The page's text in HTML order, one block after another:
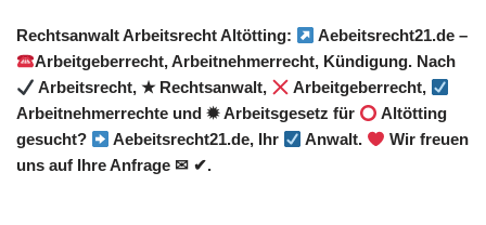
Rechtsanwalt Arbeitsrecht Altötting:
Aebeitsrecht21.de –
Arbeitgeberrecht, Arbeitnehmerrecht, Kündigung. Nach
Arbeitsrecht, ★ Rechtsanwalt,
Arbeitgeberrecht,
Arbeitnehmerrechte und ✹ Arbeitsgesetz für
Altötting
gesucht?
Aebeitsrecht21.de, Ihr Anwalt.
Wir freuen
uns auf Ihre Anfrage ✉ ✔.